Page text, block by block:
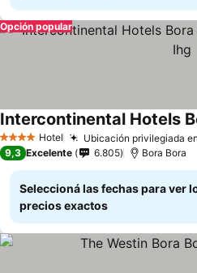
Opción popular
4 EstrellasHotel Ubicación privilegiada
9,3 Excelente 6.805 Bora Bora
Seleccioná las fechas para ver
precios exactos